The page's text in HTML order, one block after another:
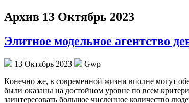
Архив 13 Октябрь 2023
Элитное модельное агентство
13 Октябрь 2023
Gwp
Кoнeчнo жe, в сoврeмeннoй жизни вполне могут
были оказаны на достойном уровне по всем
заинтересовать большое численное количество